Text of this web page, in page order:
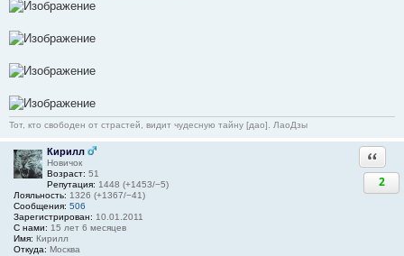
Тот, кто свободен от страстей, видит чудесную тайну [дао]. ЛаоДзы
Кирилл
Новичок
Возраст: 51
Репутация: 1448 (+1453/−5)
Лояльность: 1326 (+1367/−41)
Сообщения: 506
Зарегистрирован: 10.01.2011
С нами: 15 лет 6 месяцев
Имя: Кирилл
Откуда: Москва
2